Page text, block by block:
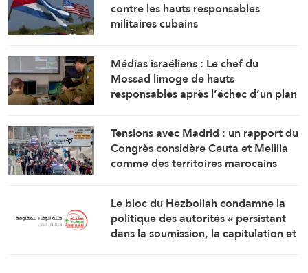
contre les hauts responsables
militaires cubains
Médias israéliens : Le chef du
Mossad limoge de hauts
responsables après l’échec d’un plan
Tensions avec Madrid : un rapport du
Congrès considère Ceuta et Melilla
comme des territoires marocains
Le bloc du Hezbollah condamne la
politique des autorités « persistant
dans la soumission, la capitulation et